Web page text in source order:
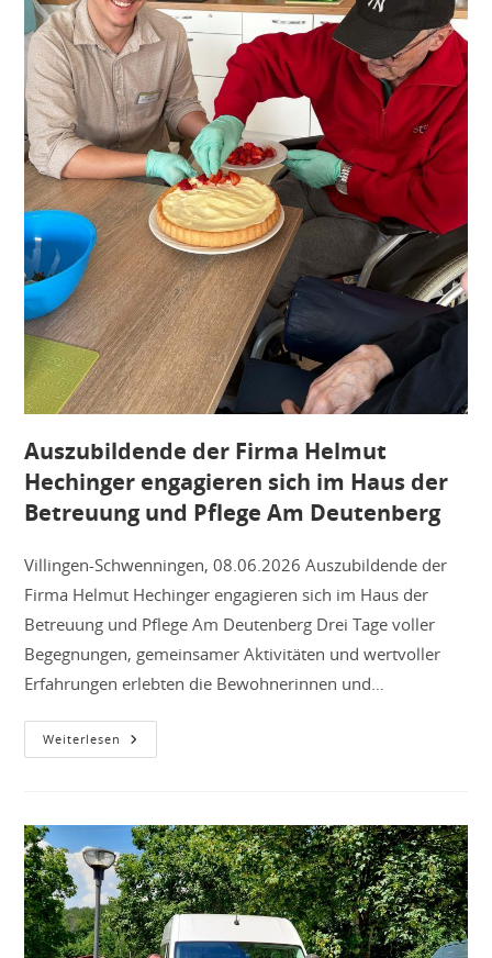
Auszubildende der Firma Helmut
Hechinger engagieren sich im Haus der
Betreuung und Pflege Am Deutenberg
Villingen-Schwenningen, 08.06.2026 Auszubildende der
Firma Helmut Hechinger engagieren sich im Haus der
Betreuung und Pflege Am Deutenberg Drei Tage voller
Begegnungen, gemeinsamer Aktivitäten und wertvoller
Erfahrungen erlebten die Bewohnerinnen und…
Weiterlesen Auszubildende
Der
Sich
Im
Haus
Der
Betreuung
Und
Pflege
Am